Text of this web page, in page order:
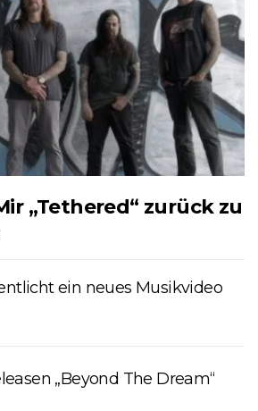
„Tethered“ zurück zu
ein neues Musikvideo
„Beyond The Dream“